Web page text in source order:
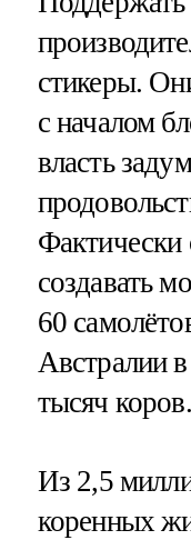
стикеры.
с началом
власть
Фактически
создавать
60
Австралии
тысяч коров.
Из 2,5
коренных